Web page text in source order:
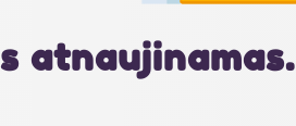
atnaujinamas.